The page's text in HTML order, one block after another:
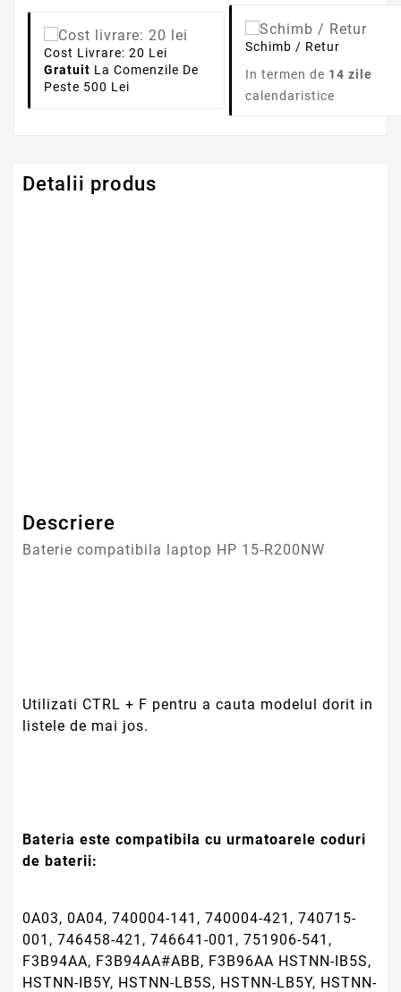
Cost Livrare: 20 Lei
Gratuit La Comenzile De
Peste 500 Lei
Schimb / Retur
In termen de 14 zile
calendaristice
Detalii produs
Descriere
Baterie compatibila laptop HP 15-R200NW
Utilizati CTRL + F pentru a cauta modelul dorit in
listele de mai jos.
Bateria este compatibila cu urmatoarele coduri
de baterii:
0A03, 0A04, 740004-141, 740004-421, 740715-
001, 746458-421, 746641-001, 751906-541,
F3B94AA, F3B94AA#ABB, F3B96AA HSTNN-IB5S,
HSTNN-IB5Y, HSTNN-LB5S, HSTNN-LB5Y, HSTNN-